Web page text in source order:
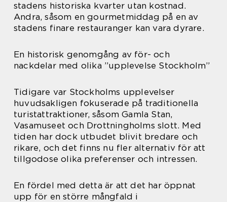
stadens historiska kvarter utan kostnad.
Andra, såsom en gourmetmiddag på en av
stadens finare restauranger kan vara dyrare.
En historisk genomgång av för- och
nackdelar med olika ”upplevelse Stockholm”
Tidigare var Stockholms upplevelser
huvudsakligen fokuserade på traditionella
turistattraktioner, såsom Gamla Stan,
Vasamuseet och Drottningholms slott. Med
tiden har dock utbudet blivit bredare och
rikare, och det finns nu fler alternativ för att
tillgodose olika preferenser och intressen.
En fördel med detta är att det har öppnat
upp för en större mångfald i